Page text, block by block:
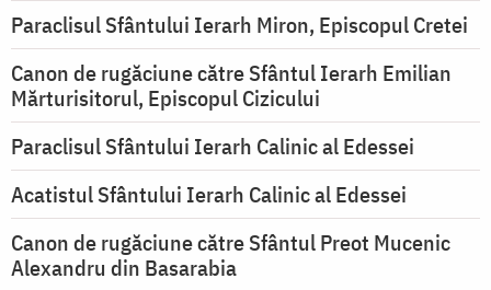
Paraclisul Sfântului Ierarh Miron, Episcopul Cretei
Canon de rugăciune către Sfântul Ierarh Emilian
Mărturisitorul, Episcopul Cizicului
Paraclisul Sfântului Ierarh Calinic al Edessei
Acatistul Sfântului Ierarh Calinic al Edessei
Canon de rugăciune către Sfântul Preot Mucenic
Alexandru din Basarabia